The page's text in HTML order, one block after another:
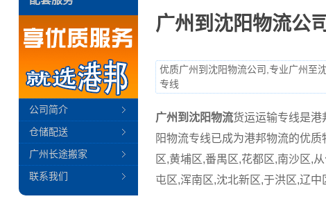
广州到沈阳物流公司
优质广州到沈阳物流公司,专业广州至
专线
广州到沈阳物流货运运输专线是港
阳物流专线已成为港邦物流的优
区,黄埔区,番禺区,花都区,南沙区,
屯区,浑南区,沈北新区,于洪区,辽中
公司简介
仓储配送
广州长途搬家
联系我们